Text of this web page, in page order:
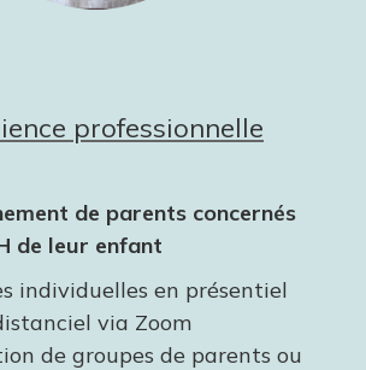
professionnelle
de parents concernés
de leur enfant
individuelles en présentiel
via Zoom
de groupes de parents ou